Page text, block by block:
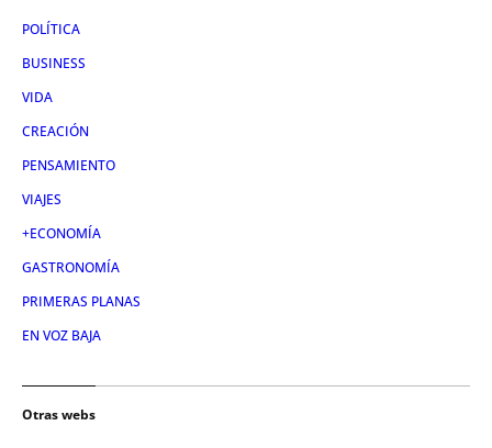
POLÍTICA
BUSINESS
VIDA
CREACIÓN
PENSAMIENTO
VIAJES
+ECONOMÍA
GASTRONOMÍA
PRIMERAS PLANAS
EN VOZ BAJA
Otras webs